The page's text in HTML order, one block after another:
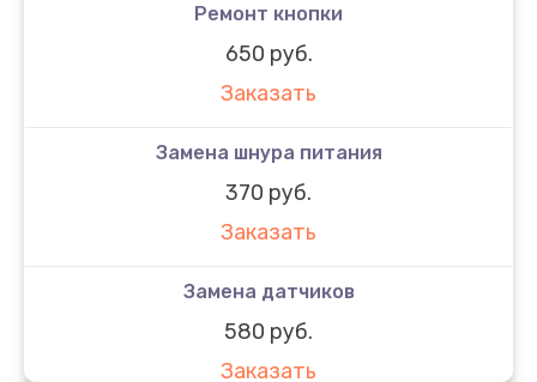
Ремонт кнопки
650 руб.
Заказать
Замена шнура питания
370 руб.
Заказать
Замена датчиков
580 руб.
Заказать